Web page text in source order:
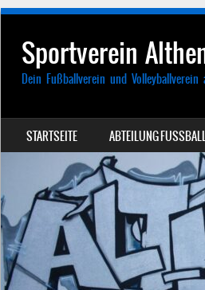
Sportverein
Dein Fußballverein und Volleyballverein
MENU
SKIP TO CONTENT
STARTSEITE ABTEILUNG FUSSBALL